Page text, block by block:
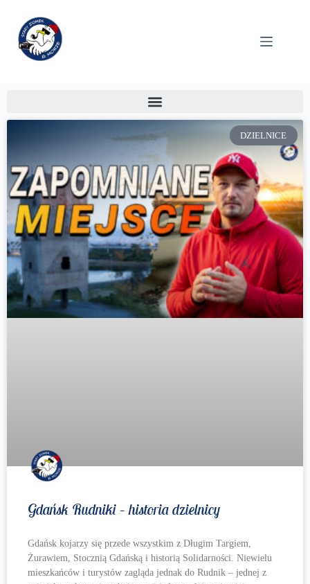
DZIELNICE
Gdańsk Rudniki – historia dzielnicy
Gdańsk kojarzy się przede wszystkim z Długim Targiem,
Żurawiem, Stocznią Gdańską i historią Solidarności. Niewielu
mieszkańców i turystów zagląda jednak do Rudnik – jednej z